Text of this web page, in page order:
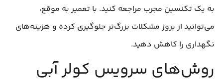
به یک تکنسین مجرب مراجعه کنید. با تعمیر به موقع،
می‌توانید از بروز مشکلات بزرگ‌تر جلوگیری کرده و هزینه‌های
نگهداری را کاهش دهید.
روش‌های سرویس کولر آبی